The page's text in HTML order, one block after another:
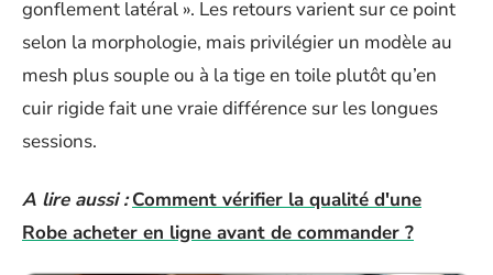
gonflement latéral ». Les retours varient sur ce point
selon la morphologie, mais privilégier un modèle au
mesh plus souple ou à la tige en toile plutôt qu’en
cuir rigide fait une vraie différence sur les longues
sessions.
A lire aussi : Comment vérifier la qualité d'une
Robe acheter en ligne avant de commander ?